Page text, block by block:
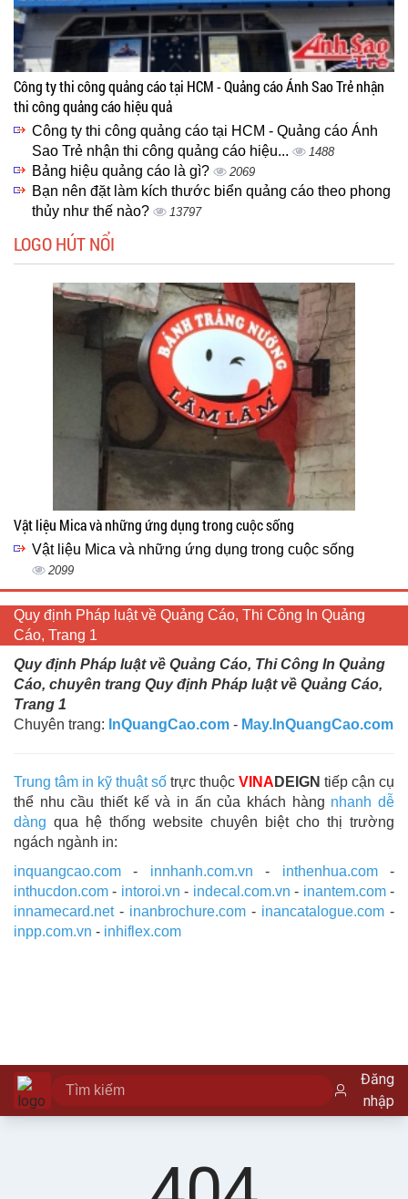
Công ty thi công quảng cáo tại HCM - Quảng cáo Ánh Sao Trẻ nhận
thi công quảng cáo hiệu quả
Công ty thi công quảng cáo tại HCM - Quảng cáo Ánh
Sao Trẻ nhận thi công quảng cáo hiệu...
1488
Bảng hiệu quảng cáo là gì? 2069
Bạn nên đặt làm kích thước biển quảng cáo theo phong
thủy như thế nào?
13797
LOGO HÚT NỔI
Vật liệu Mica và những ứng dụng trong cuộc sống
Vật liệu Mica và những ứng dụng trong cuộc sống
2099
Quy định Pháp luật về Quảng Cáo, Thi Công In Quảng
Cáo, Trang 1
Quy định Pháp luật về Quảng Cáo, Thi Công In Quảng
Cáo, chuyên trang Quy định Pháp luật về Quảng Cáo,
Trang 1
Chuyên trang: InQuangCao.com - May.InQuangCao.com
Trung tâm in kỹ thuật số trực thuộc VINA DEIGN tiếp cận cụ
thể nhu cầu thiết kế và in ấn của khách hàng nhanh dễ
dàng qua hệ thống website chuyên biệt cho thị trường
ngách ngành in:
inquangcao.com - innhanh.com.vn - inthenhua.com-
inthucdon.com - intoroi.vn - indecal.com.vn - inantem.com-
innamecard.net- inanbrochure.com - inancatalogue.com -
inpp.com.vn - inhiflex.com